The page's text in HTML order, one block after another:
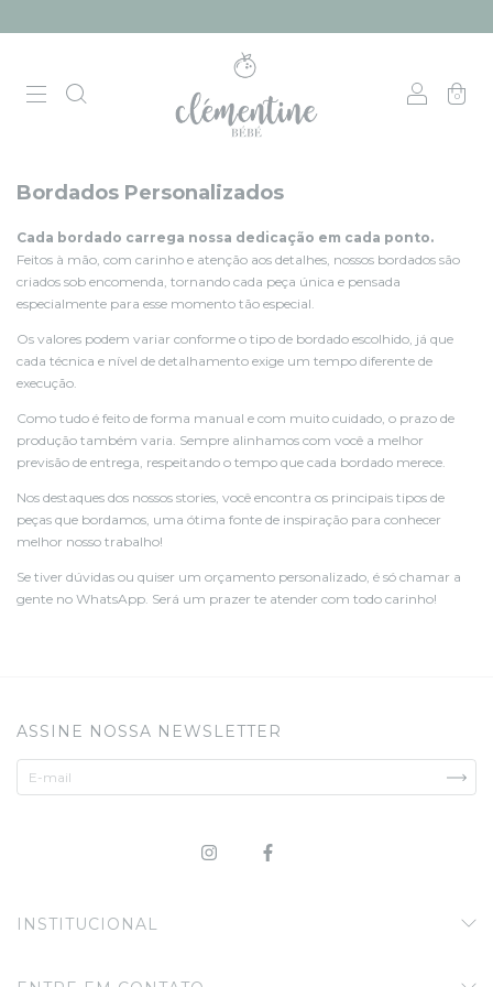
0
Bordados Personalizados
Cada bordado carrega nossa dedicação em cada ponto.
Feitos à mão, com carinho e atenção aos detalhes, nossos bordados são
criados sob encomenda, tornando cada peça única e pensada
especialmente para esse momento tão especial.
Os valores podem variar conforme o tipo de bordado escolhido, já que
cada técnica e nível de detalhamento exige um tempo diferente de
execução.
Como tudo é feito de forma manual e com muito cuidado, o prazo de
produção também varia. Sempre alinhamos com você a melhor
previsão de entrega, respeitando o tempo que cada bordado merece.
Nos destaques dos nossos stories, você encontra os principais tipos de
peças que bordamos, uma ótima fonte de inspiração para conhecer
melhor nosso trabalho!
Se tiver dúvidas ou quiser um orçamento personalizado, é só chamar a
gente no WhatsApp. Será um prazer te atender com todo carinho!
ASSINE NOSSA NEWSLETTER
INSTITUCIONAL